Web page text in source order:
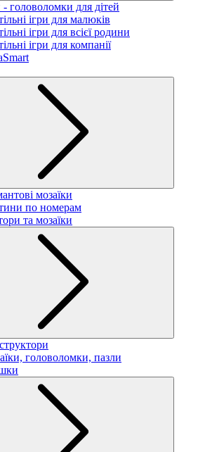
- головоломки для дітей
ігри для малюків
ігри для всієї родини
ігри для компанії
мозаїки
по номерам
та мозаїки
головоломки, пазли